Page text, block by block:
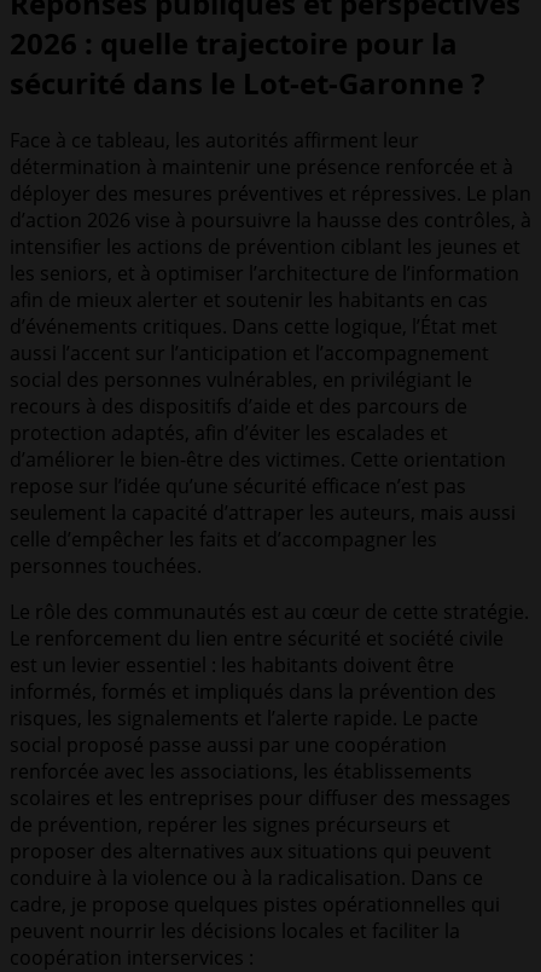
2026 : quelle trajectoire pour la
sécurité dans le Lot-et-Garonne ?
Face à ce tableau, les autorités affirment leur
détermination à maintenir une présence renforcée et à
déployer des mesures préventives et répressives. Le plan
d’action 2026 vise à poursuivre la hausse des contrôles, à
intensifier les actions de prévention ciblant les jeunes et
les seniors, et à optimiser l’architecture de l’information
afin de mieux alerter et soutenir les habitants en cas
d’événements critiques. Dans cette logique, l’État met
aussi l’accent sur l’anticipation et l’accompagnement
social des personnes vulnérables, en privilégiant le
recours à des dispositifs d’aide et des parcours de
protection adaptés, afin d’éviter les escalades et
d’améliorer le bien-être des victimes. Cette orientation
repose sur l’idée qu’une sécurité efficace n’est pas
seulement la capacité d’attraper les auteurs, mais aussi
celle d’empêcher les faits et d’accompagner les
personnes touchées.
Le rôle des communautés est au cœur de cette stratégie.
Le renforcement du lien entre sécurité et société civile
est un levier essentiel : les habitants doivent être
informés, formés et impliqués dans la prévention des
risques, les signalements et l’alerte rapide. Le pacte
social proposé passe aussi par une coopération
renforcée avec les associations, les établissements
scolaires et les entreprises pour diffuser des messages
de prévention, repérer les signes précurseurs et
proposer des alternatives aux situations qui peuvent
conduire à la violence ou à la radicalisation. Dans ce
cadre, je propose quelques pistes opérationnelles qui
peuvent nourrir les décisions locales et faciliter la
coopération interservices :